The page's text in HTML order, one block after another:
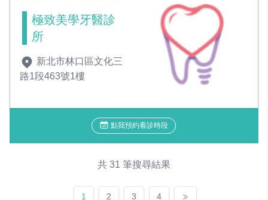
極致美學牙醫診
所
新北市林口區文化三
路1段463號1樓
點我預約看診時段
共 31 筆搜尋結果
1 2 3 4